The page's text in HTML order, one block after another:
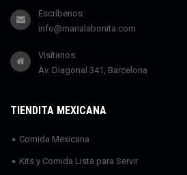
Escríbenos:
info@marialabonita.com
Visítanos:
Av. Diagonal 341, Barcelona
TIENDITA MEXICANA
Comida Mexicana
Kits y Comida Lista para Servir